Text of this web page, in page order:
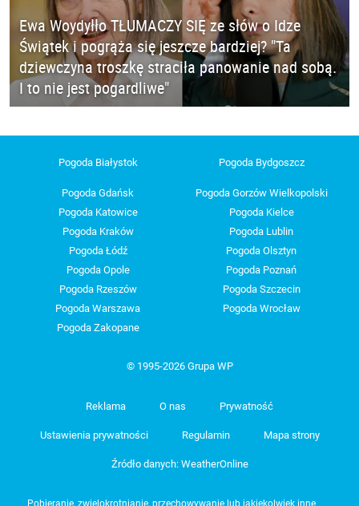
Ewa Woydyłło TŁUMACZY SIĘ ze słów o Idze
Świątek i pogrąża się jeszcze bardziej? "Ta
dziewczyna troszkę straciła panowanie nad sobą.
I to nie jest pogardliwe"
Pogoda Białystok Pogoda Bydgoszcz
Pogoda Gdańsk
Pogoda Gorzów Wielkopolski
Pogoda Katowice
Pogoda Kielce
Pogoda Kraków
Pogoda Lublin
Pogoda Łódź
Pogoda Olsztyn
Pogoda Opole
Pogoda Poznań
Pogoda Rzeszów
Pogoda Szczecin
Pogoda Warszawa
Pogoda Wrocław
Pogoda Zakopane
© 1995-2026 Grupa WP
Reklama O nas Prywatność
Ustawienia prywatności Regulamin Mapa strony
Źródło danych: WeatherOnline
Pobieranie, zwielokrotnianie, przechowywanie lub jakiekolwiek inne